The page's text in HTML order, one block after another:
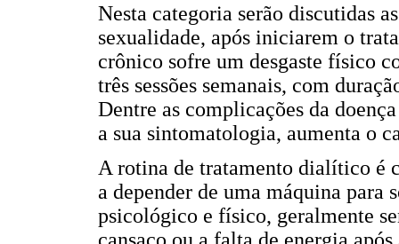
Nesta categoria serão discutidas
sexualidade, após iniciarem o
crônico sofre um desgaste físico
três sessões semanais, com
Dentre as complicações da
a sua sintomatologia, aumenta o
A rotina de tratamento dialítico é
a depender de uma máquina para
psicológico e físico, geralmente